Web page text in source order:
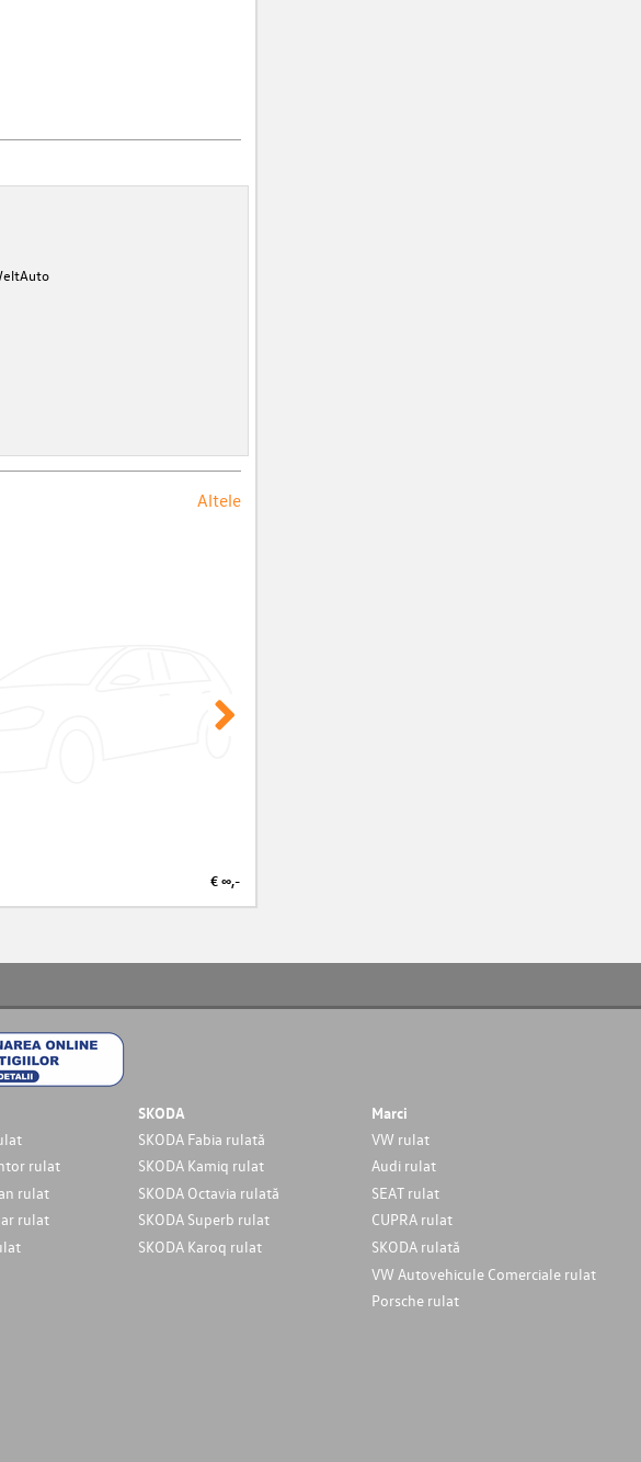
Altele
€ ∞,-
rulat
rulat
rulat
SKODA
SKODA Fabia rulată
SKODA Kamiq rulat
SKODA Octavia rulată
SKODA Superb rulat
SKODA Karoq rulat
Marci
VW rulat
Audi rulat
SEAT rulat
CUPRA rulat
SKODA rulată
VW Autovehicule Comerciale rulat
Porsche rulat